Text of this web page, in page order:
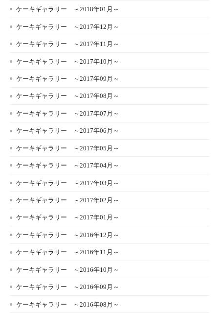
ケーキギャラリー ～2018年01月～
ケーキギャラリー ～2017年12月～
ケーキギャラリー ～2017年11月～
ケーキギャラリー ～2017年10月～
ケーキギャラリー ～2017年09月～
ケーキギャラリー ～2017年08月～
ケーキギャラリー ～2017年07月～
ケーキギャラリー ～2017年06月～
ケーキギャラリー ～2017年05月～
ケーキギャラリー ～2017年04月～
ケーキギャラリー ～2017年03月～
ケーキギャラリー ～2017年02月～
ケーキギャラリー ～2017年01月～
ケーキギャラリー ～2016年12月～
ケーキギャラリー ～2016年11月～
ケーキギャラリー ～2016年10月～
ケーキギャラリー ～2016年09月～
ケーキギャラリー ～2016年08月～